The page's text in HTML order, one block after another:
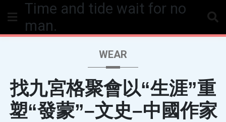
Time and tide wait for no
man.
WEAR
找九宮格聚會以“生涯”重
塑“發蒙”–文史–中國作家